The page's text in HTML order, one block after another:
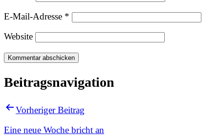
E-Mail-Adresse *
Website
Beitragsnavigation
Vorheriger Beitrag
Eine neue Woche bricht an